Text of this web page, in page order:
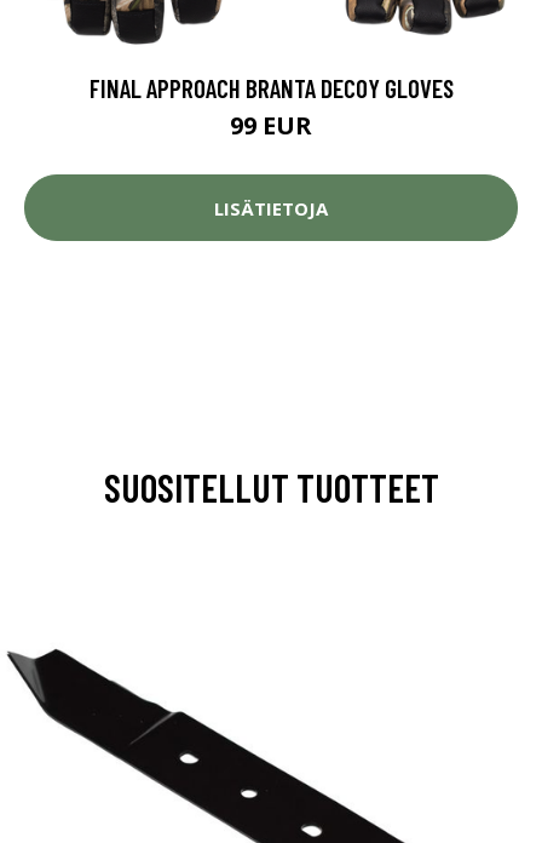
FINAL APPROACH BRANTA DECOY GLOVES
99 EUR
LISÄTIETOJA
SUOSITELLUT TUOTTEET